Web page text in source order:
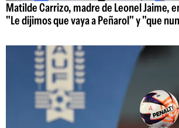
Matilde Carrizo, madre de Leonel Jaime,
"Le dijimos que vaya a Peñarol" y "que